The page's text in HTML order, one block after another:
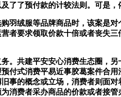
了了预付款的计较法则。可是，
绒服等品牌商品时，该案是对
者要求领取价款十倍或者丧失
共建平安安心消费生态圈，另
付式消费平易近事胶葛案件合
事的概念或立场，消费者则面
消费者采办商品的价款或者接